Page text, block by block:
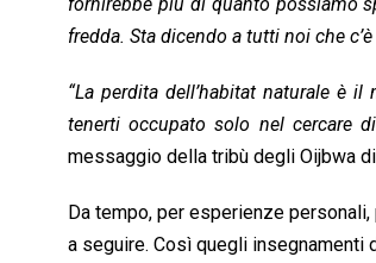
fredda. Sta dicendo a tutti noi che
“La perdita dell’habitat naturale è
tenerti occupato solo nel cercare
messaggio della tribù degli Oijbwa di
Da tempo, per esperienze
a seguire. Così quegli insegnamenti